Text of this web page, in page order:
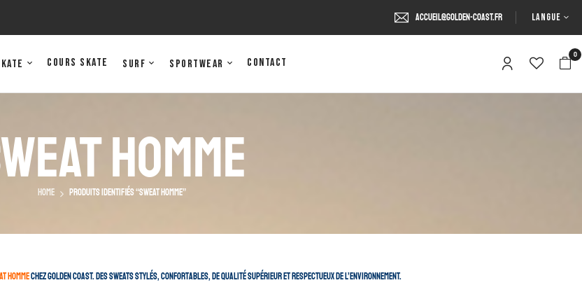
accueil@golden-coast.fr LANGUE
Cours Skate Surf Sportwear Contact
0
Homme
Home Produits identifiés “sweat homme”
hommechez Golden Coast. Des sweats stylés, confortables, de qualité supérieur et respectueux de l’environnement.